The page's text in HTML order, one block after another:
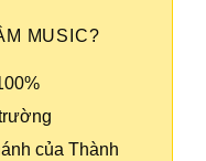
MUSIC?
của Thành